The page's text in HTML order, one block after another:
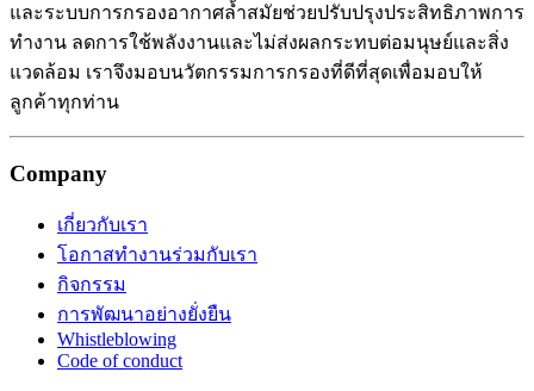
และระบบการกรองอากาศล้ำสมัยช่วยปรับปรุงประสิทธิภาพการ
ทำงาน ลดการใช้พลังงานและไม่ส่งผลกระทบต่อมนุษย์และสิ่ง
แวดล้อม เราจึงมอบนวัตกรรมการกรองที่ดีที่สุดเพื่อมอบให้
ลูกค้าทุกท่าน
Company
เกี่ยวกับเรา
โอกาสทำงานร่วมกับเรา
กิจกรรม
การพัฒนาอย่างยั่งยืน
Whistleblowing
Code of conduct